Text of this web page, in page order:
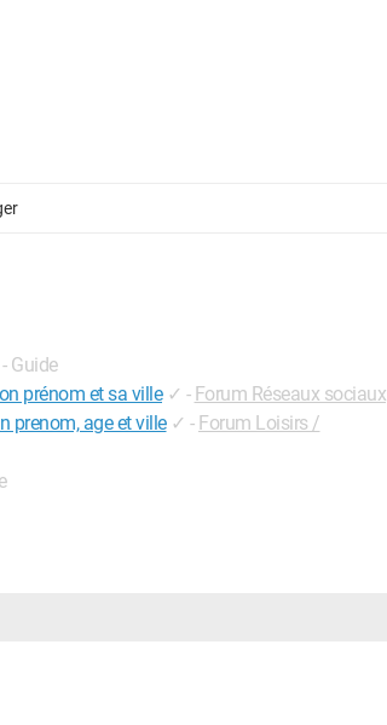
- Guide
prénom et sa ville ✓ - Forum Réseaux sociaux
prenom, age et ville ✓ - Forum Loisirs /